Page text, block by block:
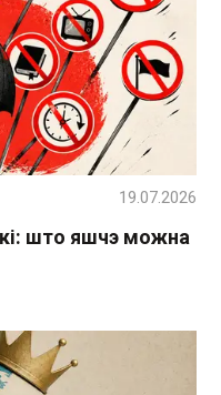
што яшчэ можна
19.07.2026